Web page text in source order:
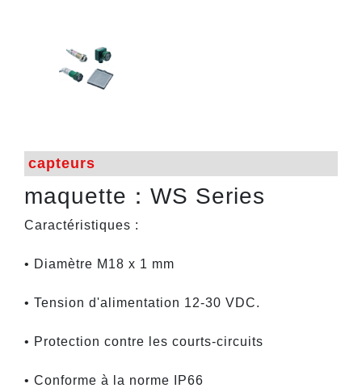
capteurs
maquette：WS Series
Caractéristiques :
• Diamètre M18 x 1 mm
• Tension d'alimentation 12-30 VDC.
• Protection contre les courts-circuits
• Conforme à la norme IP66